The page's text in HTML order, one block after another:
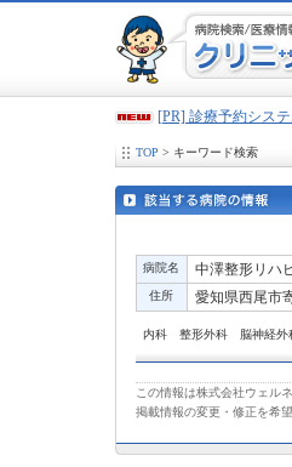
[PR] 診療予約シス
TOP > キーワード検索
病院名 中澤整形リハ
住所 愛知県西尾市
内科 整形外科 脳神経外
この情報は株式会社ウェル
掲載情報の変更・修正を希望